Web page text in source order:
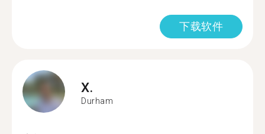
下载软件
X.
Durham